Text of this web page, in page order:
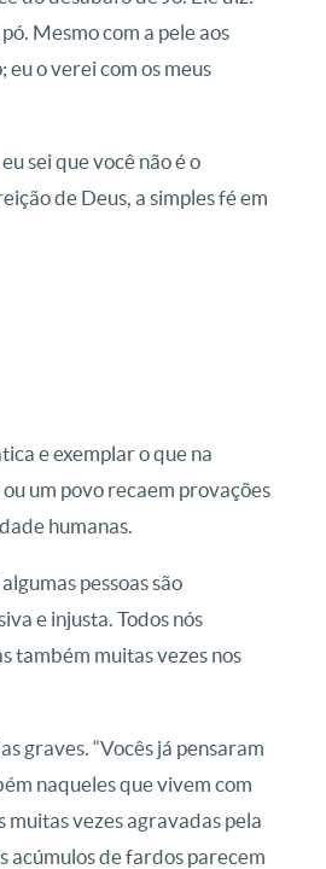
Mesmo com a pele aos
eu o verei com os meus
sei que você não é o
de Deus, a simples fé em
e exemplar o que na
um povo recaem provações
humanas.
pessoas são
e injusta. Todos nós
também muitas vezes nos
graves. “Vocês já pensaram
naqueles que vivem com
vezes agravadas pela
acúmulos de fardos parecem